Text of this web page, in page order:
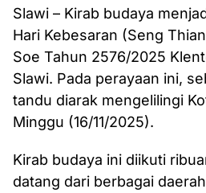
Slawi – Kirab budaya
Hari Kebesaran (Seng
Soe Tahun 2576/2025
Slawi. Pada perayaan ini,
tandu diarak mengelilingi
Minggu (16/11/2025).
Kirab budaya ini diikuti
datang dari berbagai